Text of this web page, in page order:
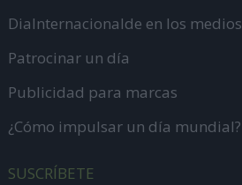
DiaInternacionalde en los medios
Patrocinar un día
Publicidad para marcas
¿Cómo impulsar un día mundial?
SUSCRÍBETE